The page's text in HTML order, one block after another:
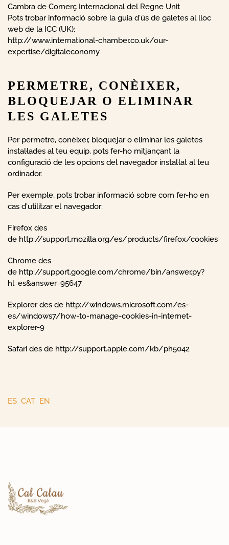
Cambra de Comerç Internacional del Regne Unit
Pots trobar informació sobre la guia d'ús de galetes al lloc
web de la ICC (UK):
http://www.international-chamber.co.uk/our-
expertise/digitaleconomy
PERMETRE, CONÈIXER,
BLOQUEJAR O ELIMINAR
LES GALETES
Per permetre, conèixer, bloquejar o eliminar les galetes
instal·lades al teu equip, pots fer-ho mitjançant la
configuració de les opcions del navegador instal·lat al teu
ordinador.
Per exemple, pots trobar informació sobre com fer-ho en
cas d'utilitzar el navegador:
Firefox des
de http://support.mozilla.org/es/products/firefox/cookies
Chrome des
de http://support.google.com/chrome/bin/answer.py?
hl=es&answer=95647
Explorer des de http://windows.microsoft.com/es-
es/windows7/how-to-manage-cookies-in-internet-
explorer-9
Safari des de http://support.apple.com/kb/ph5042
ES CAT EN